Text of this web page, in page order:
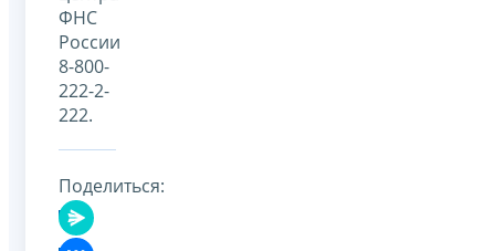
ФНС
России
8-800-
222-2-
222.
Поделиться: